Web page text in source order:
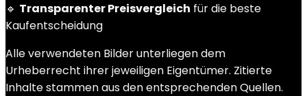
🔹 Transparenter Preisvergleich für die beste
Kaufentscheidung
Alle verwendeten Bilder unterliegen dem
Urheberrecht ihrer jeweiligen Eigentümer. Zitierte
Inhalte stammen aus den entsprechenden Quellen.